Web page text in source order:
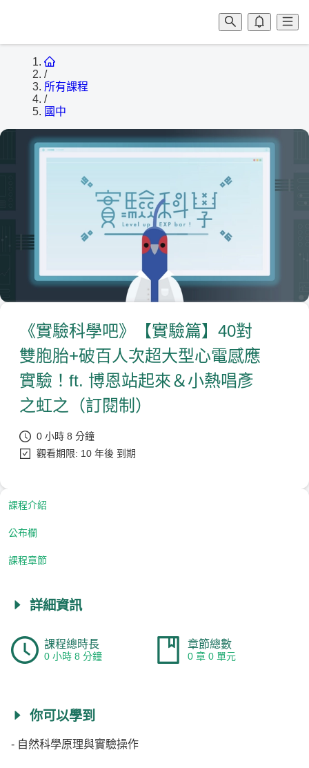
/
所有課程
/
國中
課程介紹
公布欄
課程章節
詳細資訊
課程總時長
0 小時 8 分鐘
章節總數
0 章 0 單元
你可以學到
- 自然科學原理與實驗操作
《實驗科學吧》【實驗篇】40對
雙胞胎+破百人次超大型心電感應
實驗！ft. 博恩站起來＆小熱唱彥
之虹之（訂閱制）
0 小時 8 分鐘
觀看期限: 10 年後 到期